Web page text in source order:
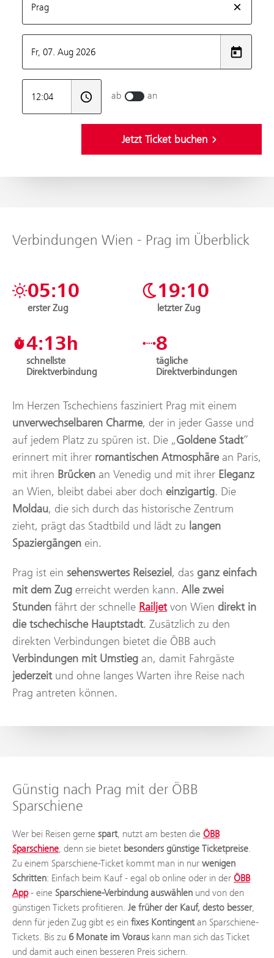
Verbindungen Wien - Prag im Überblick
erster Zug
05:10
letzter Zug
19:10
schnellste
Direktverbindung
4:13h
tägliche
Direktverbindungen
8
Im Herzen Tschechiens fasziniert Prag mit einem
unverwechselbaren Charme, der in jeder Gasse und
auf jedem Platz zu spüren ist. Die „Goldene Stadt“
erinnert mit ihrer romantischen Atmosphärean Paris,
mit ihren Brücken an Venedig und mit ihrer Eleganz
an Wien, bleibt dabei aber doch einzigartig. Die
Moldau, die sich durch das historische Zentrum
zieht, prägt das Stadtbild und lädt zu langen
Spaziergängen ein.
Prag ist ein sehenswertes Reiseziel, das ganz einfach
mit dem Zug erreicht werden kann. Alle zwei
Stunden fährt der schnelle Railjetvon Wien direkt in
die tschechische Hauptstadt. Zusätzlich zu den
direkten Verbindungen bietet die ÖBB auch
Verbindungen mit Umstieg an, damit Fahrgäste
jederzeit und ohne langes Warten ihre Reise nach
Prag antreten können.
Günstig nach Prag mit der ÖBB
Sparschiene
Wer bei Reisen gerne spart, nutzt am besten die ÖBB
Sparschiene , denn sie bietet besonders günstige Ticketpreise
Zu einem Sparschiene-Ticket kommt man in nur wenigen
Schritten: Einfach beim Kauf - egal ob online oder in der ÖBB
App- eine Sparschiene-Verbindung auswählen und von den
günstigen Tickets profitieren. Je früher der Kauf, desto besser,
denn für jeden Zug gibt es ein fixes Kontingentan Sparschiene-
Tickets. Bis zu 6 Monate im Voraus kann man sich das Ticket
und damit auch einen besseren Preis sichern.